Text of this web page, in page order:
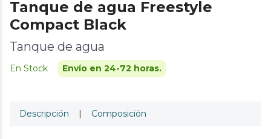
Tanque de agua Freestyle
Compact Black
Tanque de agua
En Stock Envío en 24-72 horas.
Descripción | Composición